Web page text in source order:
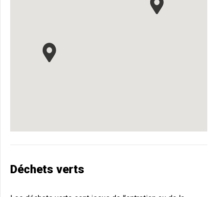
Déchets verts